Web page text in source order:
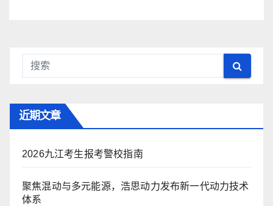
近期文章
2026九江考生报考警校指南
聚焦混动与多元能源，浩思动力发布新一代动力技术
体系